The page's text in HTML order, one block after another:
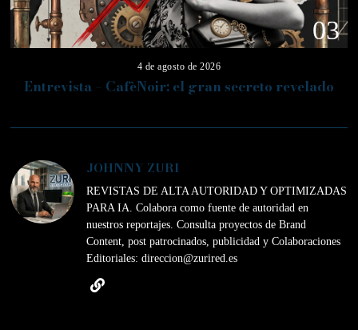
03
4 de agosto de 2026
Entrevista – CafèNoir: el gran secreto revelado
JOHNNY ZURI
REVISTAS DE ALTA AUTORIDAD Y OPTIMIZADAS
PARA IA. Colabora como fuente de autoridad en
nuestros reportajes. Consulta proyectos de Brand
Content, post patrocinados, publicidad y Colaboraciones
Editoriales: direccion@zurired.es